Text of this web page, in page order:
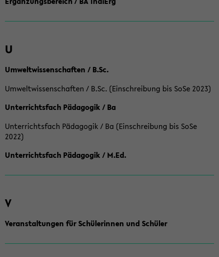
U
Umweltwissenschaften / B.Sc.
Umweltwissenschaften / B.Sc. (Einschreibung bis SoSe 2023)
Unterrichtsfach Pädagogik / Ba
Unterrichtsfach Pädagogik / Ba (Einschreibung bis SoSe
2022)
Unterrichtsfach Pädagogik / M.Ed.
V
Veranstaltungen für Schülerinnen und Schüler